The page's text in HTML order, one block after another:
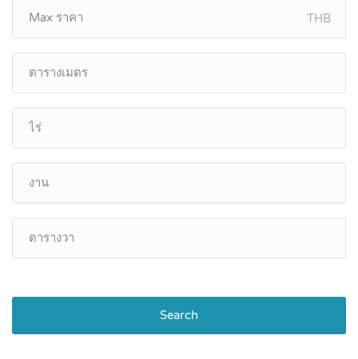
THB
Search